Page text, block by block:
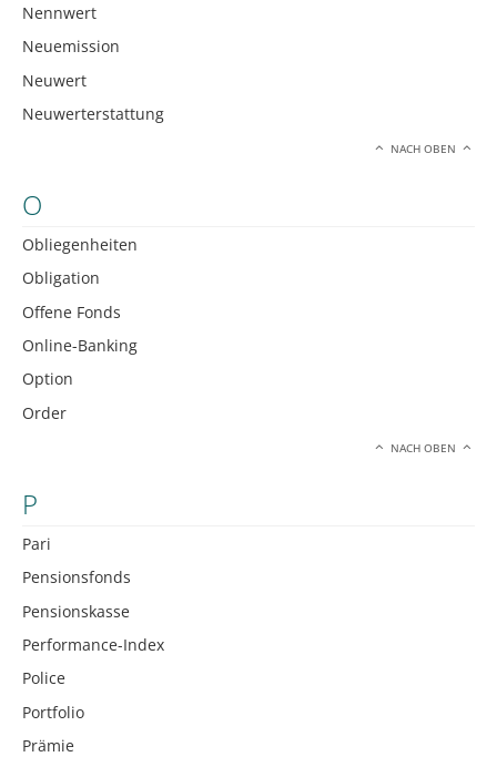
Nennwert
Neuemission
Neuwert
Neuwerterstattung
NACH OBEN
O
Obliegenheiten
Obligation
Offene Fonds
Online-Banking
Option
Order
NACH OBEN
P
Pari
Pensionsfonds
Pensionskasse
Performance-Index
Police
Portfolio
Prämie